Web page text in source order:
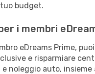
budget.
i membri
eDreams Prime,
e risparmiare
noleggio auto, insieme